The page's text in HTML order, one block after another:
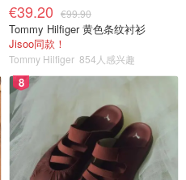
€39.20 €99.90
Tommy Hilfiger 黄色条纹衬衫
Jisoo同款！
Tommy Hilfiger 854人感兴趣
8